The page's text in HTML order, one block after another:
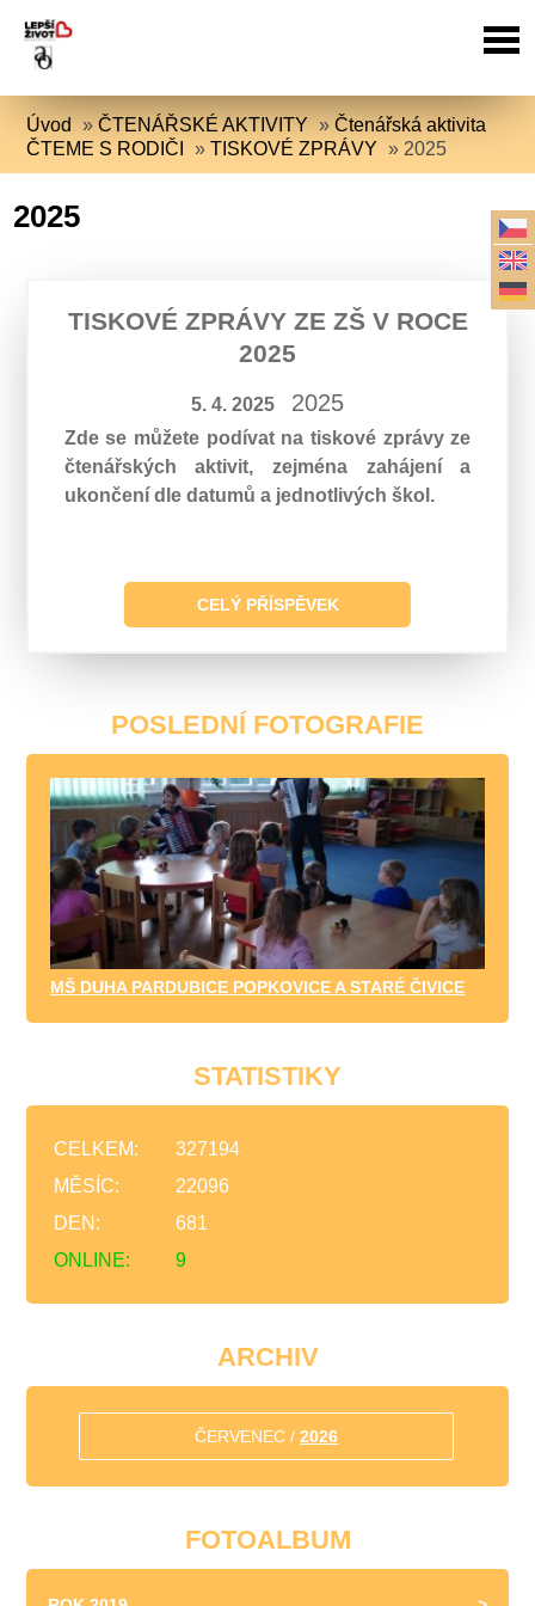
Úvod »ČTENÁŘSKÉ AKTIVITY »Čtenářská aktivita
ČTEME S RODIČI
»TISKOVÉ ZPRÁVY » 2025
2025
TISKOVÉ ZPRÁVY ZE ZŠ V ROCE
2025
5. 4. 2025 2025
Zde se můžete podívat na tiskové zprávy ze
čtenářských aktivit, zejména zahájení a
ukončení dle datumů a jednotlivých škol.
CELÝ PŘÍSPĚVEK
POSLEDNÍ FOTOGRAFIE
MŠ DUHA PARDUBICE POPKOVICE A STARÉ ČIVICE
STATISTIKY
ONLINE: 9
CELKEM:
327194
MĚSÍC:
22096
DEN:
681
ARCHIV
ČERVENEC /2026
FOTOALBUM